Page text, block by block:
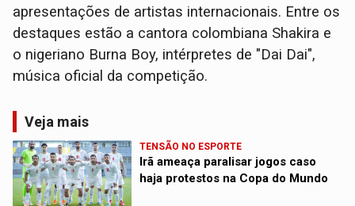
apresentações de artistas internacionais. Entre os
destaques estão a cantora colombiana Shakira e
o nigeriano Burna Boy, intérpretes de "Dai Dai",
música oficial da competição.
Veja mais
TENSÃO NO ESPORTE
Irã ameaça paralisar jogos caso
haja protestos na Copa do Mundo